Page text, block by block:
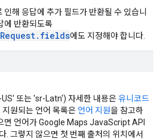
인해 응답에 추가 필드가 반환될 수 있습니
에 반환되도록
에도 지정해야 합니다.
또는 'sr-Latn') 자세한 내용은유니코드
지원되는 언어 목록은 언어 지원을 참고하
면 언어가 Google Maps JavaScript API
. 그렇지 않으면 첫 번째 출처의 위치에서